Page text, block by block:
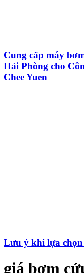
Cung cấp máy
Hải Phòng cho
Chee Yuen
Lưu ý khi lựa
giá bơm